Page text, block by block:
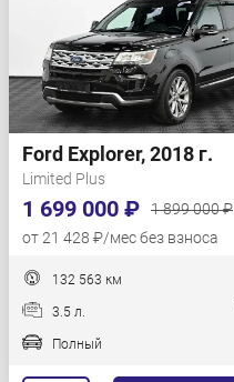
Ford Explorer, 2018 г.
Limited Plus
1 699 000 ₽
1 899 000 ₽
от 21 428 ₽/мес без взноса
132 563 км
3.5 л.
Полный